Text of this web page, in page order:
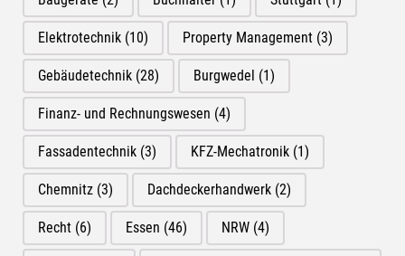
Elektrotechnik (10) Property Management (3)
Gebäudetechnik (28) Burgwedel (1)
Finanz- und Rechnungswesen (4)
Fassadentechnik (3) KFZ-Mechatronik (1)
Chemnitz (3) Dachdeckerhandwerk (2)
Recht (6) Essen (46) NRW (4)